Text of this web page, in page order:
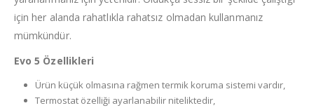
için her alanda rahatlıkla rahatsız olmadan kullanmanız
mümkündür.
Evo 5 Özellikleri
Ürün küçük olmasına rağmen termik koruma sistemi vardır,
Termostat özelliği ayarlanabilir niteliktedir,